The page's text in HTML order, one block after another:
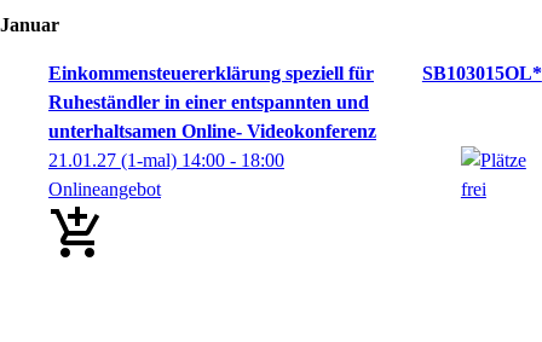
Januar
Einkommensteuererklärung speziell für
Ruheständler in einer entspannten und
unterhaltsamen Online- Videokonferenz
SB103015OL*
21.01.27 (1-mal) 14:00 - 18:00
Onlineangebot